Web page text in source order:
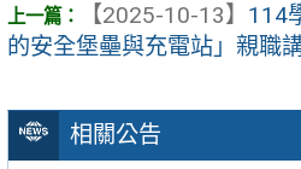
相關公告
【2025-10-13】 114
的安全堡壘與充電站」親職